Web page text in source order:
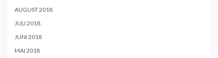
AUGUST 2018
JULI 2018
JUNI 2018
MAI 2018